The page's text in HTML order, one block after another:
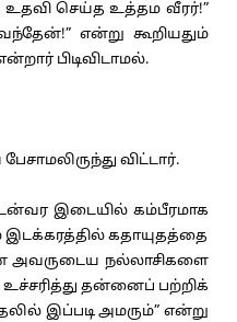
செய்த உத்தம வீரர்!”
என்று கூறியதும்
பிடிவிடாமல்.
விட்டார்.
இடையில் கம்பீரமாக
கதாயுதத்தை
அவருடைய நல்லாசிகளை
தன்னைப் பற்றிக்
இப்படி அமரும்” என்று